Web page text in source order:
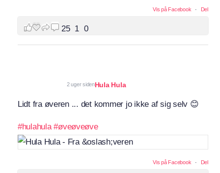
Vis på Facebook · Del
25 1 0
Hula Hula
2 uger siden
Lidt fra øveren ... det kommer jo ikke af sig selv 😊
#hulahula #øveøveøve
Vis på Facebook · Del